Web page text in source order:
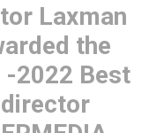
Laxman
the
-2022 Best